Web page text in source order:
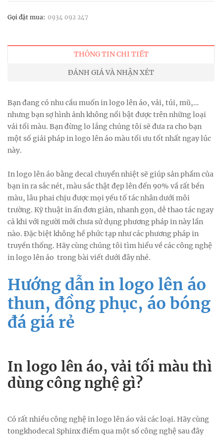
Gọi đặt mua: 0934 092 247
THÔNG TIN CHI TIẾT
ĐÁNH GIÁ VÀ NHẬN XÉT
Bạn đang có nhu cầu muốn in logo lên áo, vải, túi, mũ,…
nhưng bạn sợ hình ảnh không nổi bật được trên những loại
vải tối màu. Bạn đừng lo lắng chúng tôi sẽ đưa ra cho bạn
một số giải pháp in logo lên áo màu tối ưu tốt nhất ngay lúc
này.
In logo lên áo bằng decal chuyển nhiệt sẽ giúp sản phẩm của
bạn in ra sắc nét, màu sắc thật đẹp lên đến 90% vầ rất bền
màu, lâu phai chịu được mọi yếu tố tác nhân dưới môi
trường. Kỹ thuật in ấn đơn giản, nhanh gọn, dễ thao tác ngay
cả khi với người mới chưa sử dụng phương pháp in này lần
nào. Đặc biệt không hề phức tạp như các phương pháp in
truyền thống. Hãy cùng chúng tôi tìm hiểu về các công nghệ
in logo lên áo trong bài viết dưới đây nhé.
Hướng dẫn in logo lên áo
thun, đồng phục, áo bóng
đá giá rẻ
In logo lên áo, vải tối màu thì
dùng công nghệ gì?
Có rất nhiều công nghệ in logo lên áo vải các loại. Hãy cùng
tongkhodecal Sphinx điểm qua một số công nghệ sau đây